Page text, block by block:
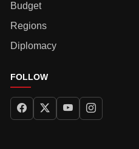
Budget
Regions
Diplomacy
FOLLOW